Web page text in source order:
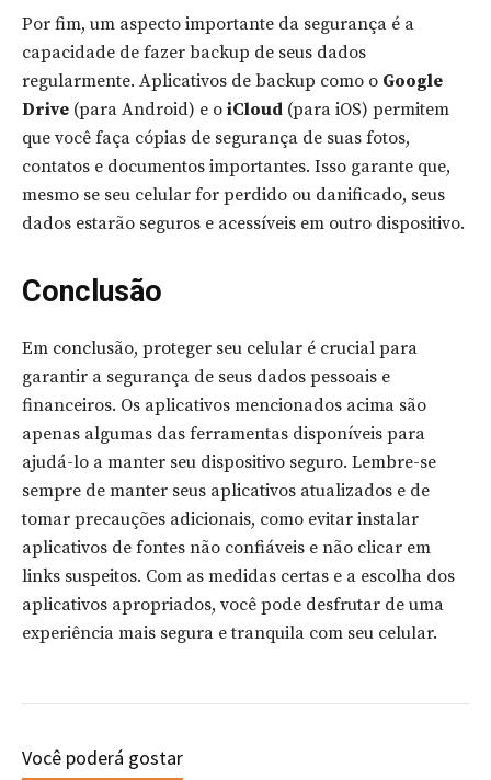
Por fim, um aspecto importante da segurança é a
capacidade de fazer backup de seus dados
regularmente. Aplicativos de backup como o Google
Drive (para Android) e o iCloud (para iOS) permitem
que você faça cópias de segurança de suas fotos,
contatos e documentos importantes. Isso garante que,
mesmo se seu celular for perdido ou danificado, seus
dados estarão seguros e acessíveis em outro dispositivo.
Conclusão
Em conclusão, proteger seu celular é crucial para
garantir a segurança de seus dados pessoais e
financeiros. Os aplicativos mencionados acima são
apenas algumas das ferramentas disponíveis para
ajudá-lo a manter seu dispositivo seguro. Lembre-se
sempre de manter seus aplicativos atualizados e de
tomar precauções adicionais, como evitar instalar
aplicativos de fontes não confiáveis e não clicar em
links suspeitos. Com as medidas certas e a escolha dos
aplicativos apropriados, você pode desfrutar de uma
experiência mais segura e tranquila com seu celular.
Você poderá gostar